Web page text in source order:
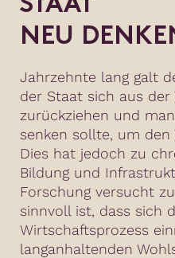
STAAT
NEU
Jahrzehnte lang galt
der Staat sich aus der
zurückziehen und
senken sollte, um
Dies hat jedoch zu
Bildung und
Forschung versucht
sinnvoll ist, dass sich
Wirtschaftsprozess
langanhaltenden